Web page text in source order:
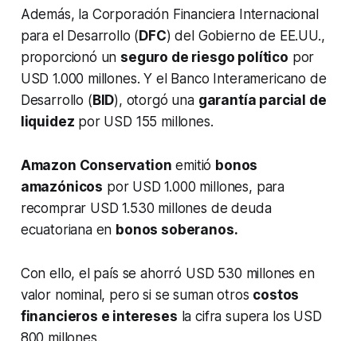
Además, la Corporación Financiera Internacional
para el Desarrollo (DFC) del Gobierno de EE.UU.,
proporcionó un seguro de riesgo político por
USD 1.000 millones. Y el Banco Interamericano de
Desarrollo (BID), otorgó una garantía parcial de
liquidez por USD 155 millones.
Amazon Conservation emitió bonos
amazónicos por USD 1.000 millones, para
recomprar USD 1.530 millones de deuda
ecuatoriana en bonos soberanos.
Con ello, el país se ahorró USD 530 millones en
valor nominal, pero si se suman otros costos
financieros e intereses la cifra supera los USD
800 millones.